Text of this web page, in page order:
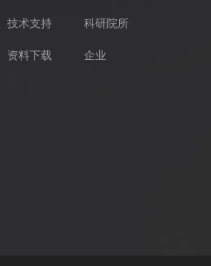
技术支持
资料下载
科研院所
企业